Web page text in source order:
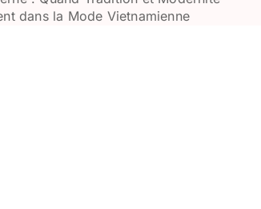
dans la Mode Vietnamienne